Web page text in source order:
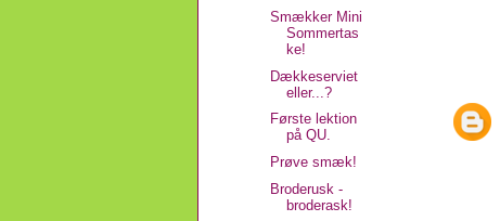
Smækker Mini
Sommertas
ke!
Dækkeserviet
eller...?
Første lektion
på QU.
Prøve smæk!
Broderusk -
broderask!